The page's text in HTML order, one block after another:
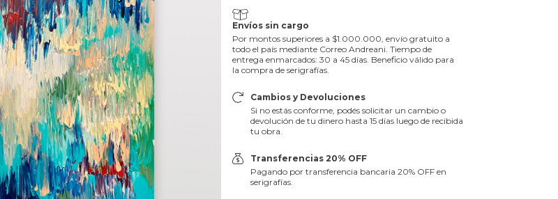
Envíos sin cargo
Por montos superiores a $1.000.000, envío gratuito a
todo el país mediante Correo Andreani. Tiempo de
entrega enmarcados: 30 a 45 días. Beneficio válido para
la compra de serigrafías.
Cambios y Devoluciones
Si no estás conforme, podés solicitar un cambio o
devolución de tu dinero hasta 15 días luego de recibida
tu obra.
Transferencias 20% OFF
Pagando por transferencia bancaria 20% OFF en
serigrafías.